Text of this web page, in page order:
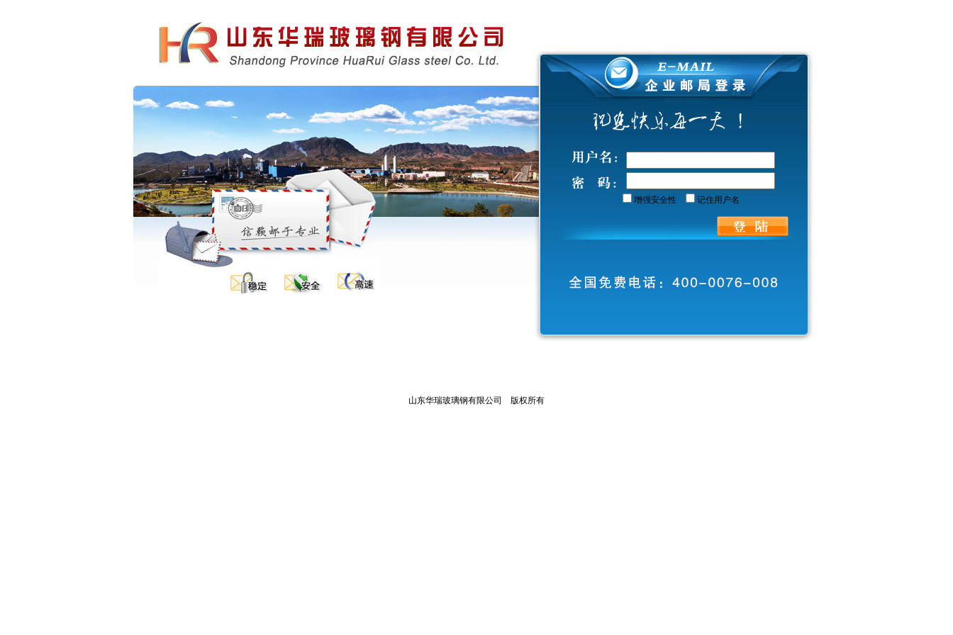
增强安全性 记住用户名
山东华瑞玻璃钢有限公司 版权所有